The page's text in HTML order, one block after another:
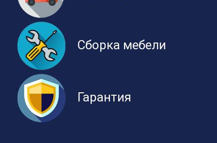
Сборка мебели
Гарантия